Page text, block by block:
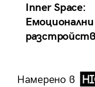
Inner Space:
Емоционални
Намерено в